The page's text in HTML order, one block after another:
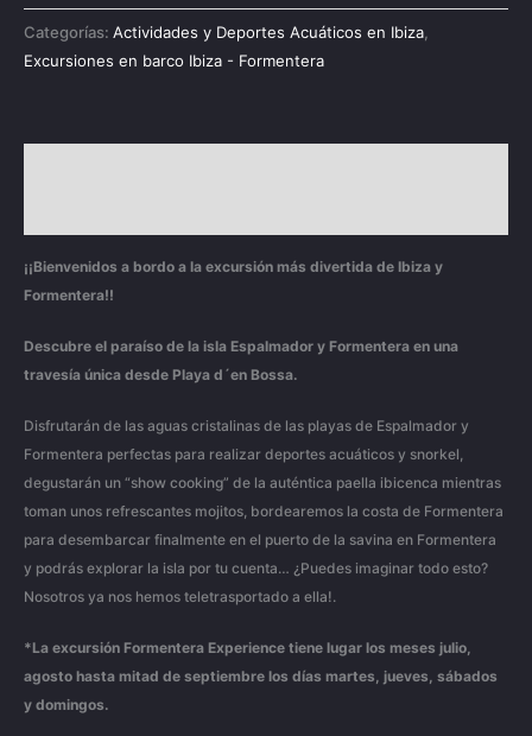
Categorías: Actividades y Deportes Acuáticos en Ibiza
Excursiones en barco Ibiza - Formentera
¡¡Bienvenidos a bordo a la excursión más divertida de Ibiza y
Formentera!!
Descubre el paraíso de la isla Espalmador y Formentera en una
travesía única desde Playa d´en Bossa.
Disfrutarán de las aguas cristalinas de las playas de Espalmador y
Formentera perfectas para realizar deportes acuáticos y snorkel,
degustarán un “show cooking” de la auténtica paella ibicenca mientras
toman unos refrescantes mojitos, bordearemos la costa de Formentera
para desembarcar finalmente en el puerto de la savina en Formentera
y podrás explorar la isla por tu cuenta… ¿Puedes imaginar todo esto?
Nosotros ya nos hemos teletrasportado a ella!.
*La excursión Formentera Experience tiene lugar los meses julio,
agosto hasta mitad de septiembre los días martes, jueves, sábados
y domingos.